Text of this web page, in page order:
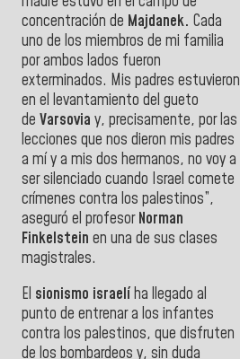
concentración de Majdanek. Cada
uno de los miembros de mi familia
por ambos lados fueron
exterminados. Mis padres estuvieron
en el levantamiento del gueto
de Varsovia y, precisamente, por las
lecciones que nos dieron mis padres
a mí y a mis dos hermanos, no voy a
ser silenciado cuando Israel comete
crímenes contra los palestinos”,
aseguró el profesorNorman
Finkelstein en una de sus clases
magistrales.
El sionismo israelíha llegado al
punto de entrenar a los infantes
contra los palestinos, que disfruten
de los bombardeos y, sin duda